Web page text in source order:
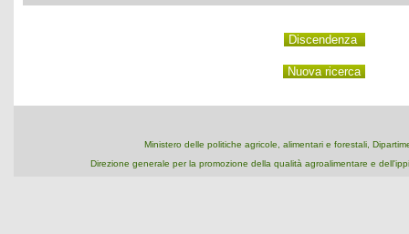
Ministero delle politiche agricole, alimentari e forestali,
Direzione generale per la promozione della qualità agroalimentare e